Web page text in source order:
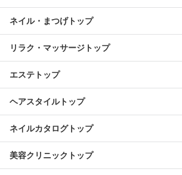
ネイル・まつげトップ
リラク・マッサージトップ
エステトップ
ヘアスタイルトップ
ネイルカタログトップ
美容クリニックトップ